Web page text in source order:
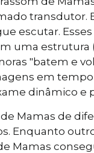
transdutor.
escutar.
uma
"batem e
em
dinâmico e
Mamas de
Enquanto
Mamas